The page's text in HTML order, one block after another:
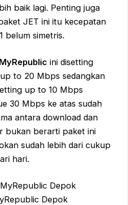
baik lagi. Penting juga
JET ini itu kecepatan
belum simetris.
ini disetting
to 20 Mbps sedangkan
up to 10 Mbps
30 Mbps ke atas sudah
antara download dan
bukan berarti paket ini
sudah lebih dari cukup
hari.
Depok